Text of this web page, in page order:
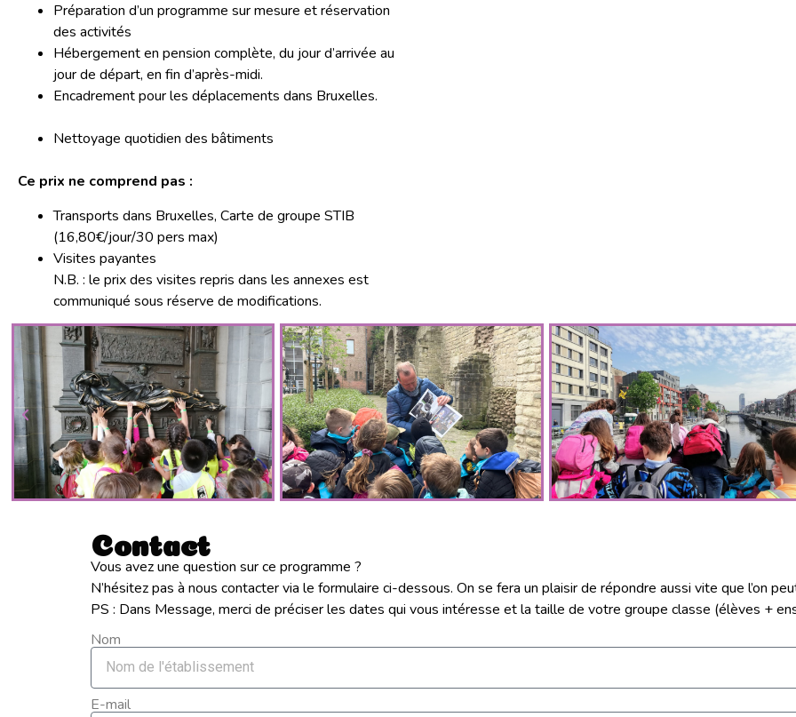
Préparation d’un programme sur mesure et réservation
des activités
Hébergement en pension complète, du jour d’arrivée au
jour de départ, en fin d’après-midi.
Encadrement pour les déplacements dans Bruxelles.
Nettoyage quotidien des bâtiments
Ce prix ne comprend pas :
Transports dans Bruxelles, Carte de groupe STIB
(16,80€/jour/30 pers max)
Visites payantes
N.B. : le prix des visites repris dans les annexes est
communiqué sous réserve de modifications.
Contact
Vous avez une question sur ce programme ?
N’hésitez pas à nous contacter via le formulaire ci-dessous. On se fera un plaisir de répondre aussi vite que l’on
PS : Dans Message, merci de préciser les dates qui vous intéresse et la taille de votre groupe classe (élèves +
Nom
E-mail